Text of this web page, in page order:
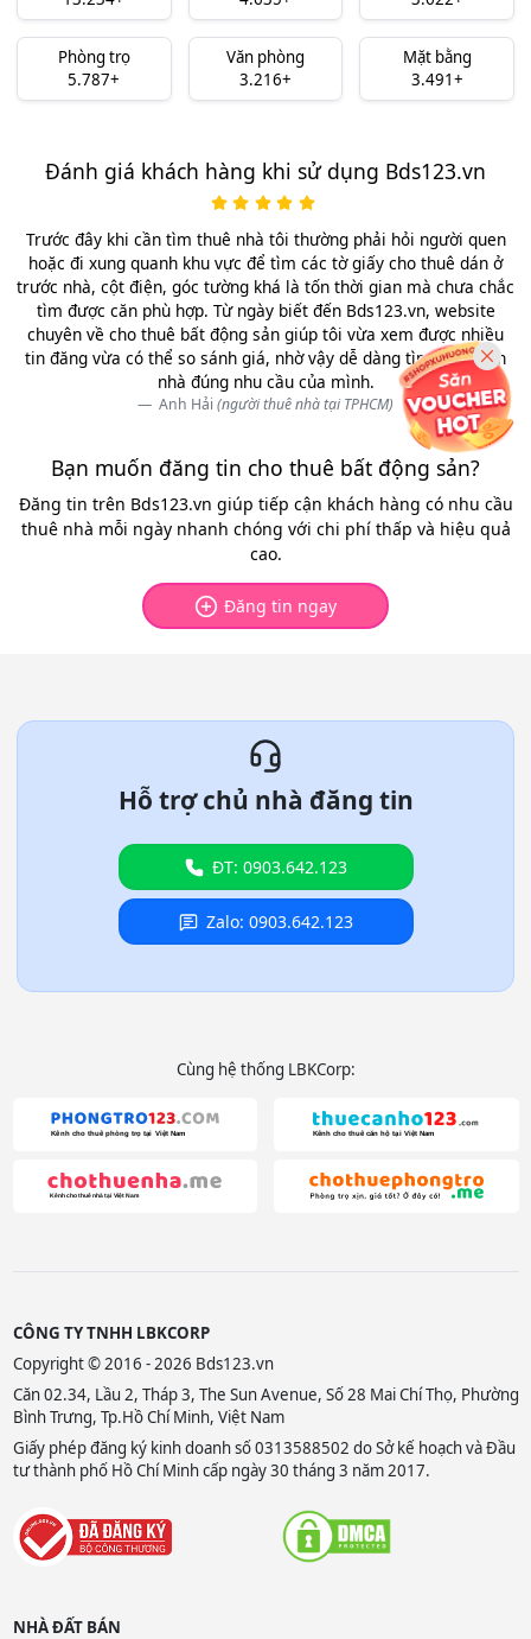
Phòng trọ
5.787+
Văn phòng
3.216+
Mặt bằng
3.491+
Đánh giá khách hàng khi sử dụng Bds123.vn
Trước đây khi cần tìm thuê nhà tôi thường phải hỏi người quen
hoặc đi xung quanh khu vực để tìm các tờ giấy cho thuê dán ở
trước nhà, cột điện, góc tường khá là tốn thời gian mà chưa chắc
tìm được căn phù hợp. Từ ngày biết đến Bds123.vn, website
chuyên về cho thuê bất động sản giúp tôi vừa xem được nhiều
tin đăng vừa có thể so sánh giá, nhờ vậy dễ dàng tìm được căn
nhà đúng nhu cầu của mình.
Anh Hải (người thuê nhà tại TPHCM)
Bạn muốn đăng tin cho thuê bất động sản?
Đăng tin trên Bds123.vn giúp tiếp cận khách hàng có nhu cầu
thuê nhà mỗi ngày nhanh chóng với chi phí thấp và hiệu quả
cao.
Đăng tin ngay
Hỗ trợ chủ nhà đăng tin
ĐT: 0903.642.123
Zalo: 0903.642.123
Cùng hệ thống LBKCorp:
CÔNG TY TNHH LBKCORP
Copyright © 2016 - 2026 Bds123.vn
Căn 02.34, Lầu 2, Tháp 3, The Sun Avenue, Số 28 Mai Chí Thọ, Phường
Bình Trưng, Tp.Hồ Chí Minh, Việt Nam
Giấy phép đăng ký kinh doanh số 0313588502 do Sở kế hoạch và Đầu
tư thành phố Hồ Chí Minh cấp ngày 30 tháng 3 năm 2017.
NHÀ ĐẤT BÁN